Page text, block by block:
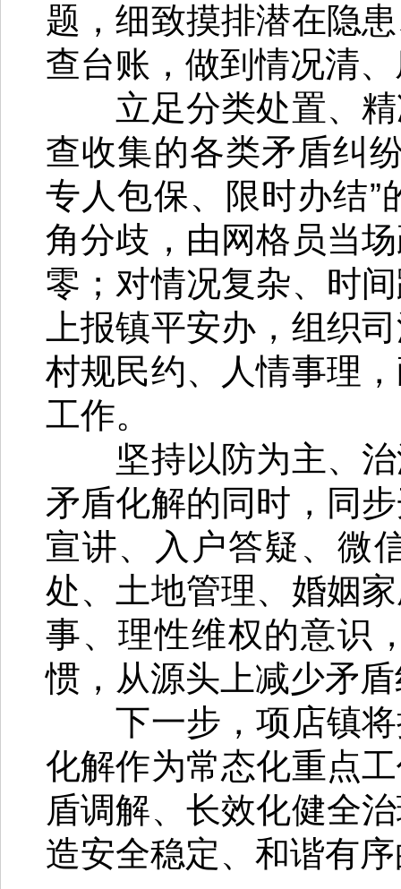
题，细致摸排潜在隐
查台账，做到情况清
立足分类处置、精
查收集的各类矛盾纠
专人包保、限时办结
角分歧，由网格员当
零；对情况复杂、时
上报镇平安办，组织
村规民约、人情事理
工作。
坚持以防为主、治
矛盾化解的同时，同
宣讲、入户答疑、微
处、土地管理、婚姻
事、理性维权的意识
惯，从源头上减少矛
下一步，项店镇将
化解作为常态化重点
盾调解、长效化健全
造安全稳定、和谐有